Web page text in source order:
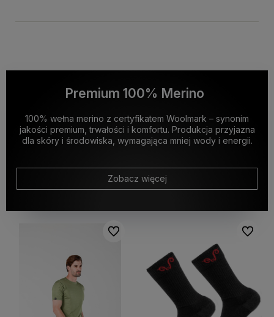
Premium 100% Merino
100% wełna merino z certyfikatem Woolmark – synonim
jakości premium, trwałości i komfortu. Produkcja przyjazna
dla skóry i środowiska, wymagająca mniej wody i energii.
Zobacz więcej
Do ulubionych Do